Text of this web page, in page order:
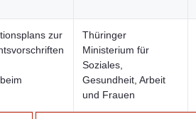
zur
Thüringer
Ministerium für
Soziales,
Gesundheit, Arbeit
und Frauen